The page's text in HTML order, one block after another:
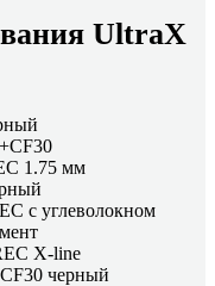
UltraX
1.75 мм
с углеволокном
X-line
черный